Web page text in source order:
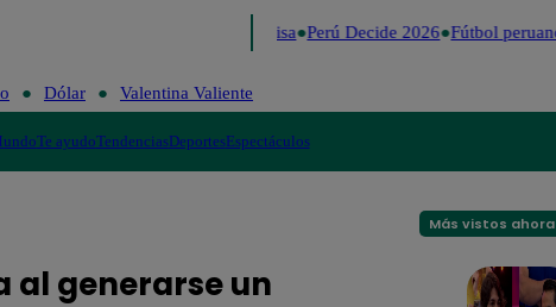
Me Caigo de Risa Perú Decide 2026 Fútbol peruano
Dólar Valentina Valiente
Te ayudoTendenciasDeportesEspectáculos
al generarse un
Más vistos ahora